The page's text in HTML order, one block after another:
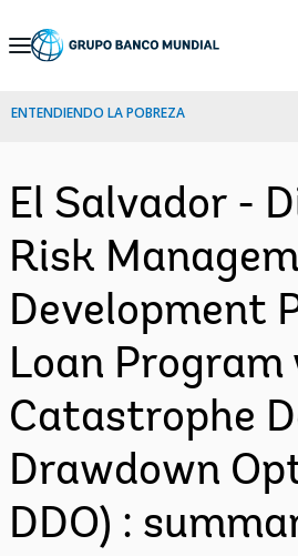
Skip
Navigation
ENTENDIENDO LA POBREZA
El Salvador -
Risk
Development
Loan
Catastrophe
Drawdown
DDO) :